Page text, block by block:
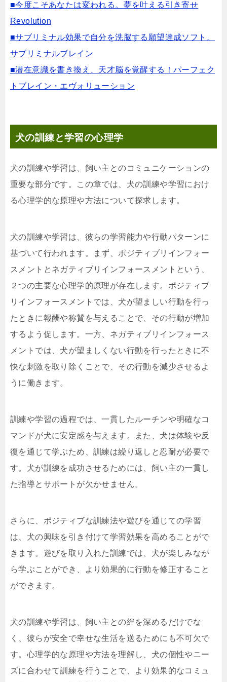
■今度こそあなたは変われる。夢を叶える引き寄せ
Revolution
■サブリミナル効果で自分を洗脳する願望達成ソフト。
サブリミナルブレイン
■潜在意識を書き換え、天才脳を覚醒する！パーフェク
トブレイン・エヴォリューション
犬の訓練と学習の心理学
犬の訓練や学習は、飼い主とのコミュニケーションの
重要な部分です。この章では、犬の訓練や学習におけ
る心理学的な原理や方法について探求します。
犬の訓練や学習は、彼らの学習能力や行動パターンに
基づいて行われます。まず、ポジティブリインフォー
スメントとネガティブリインフォースメントという、
２つの主要な心理学的原理が存在します。ポジティブ
リインフォースメントでは、犬が望ましい行動を行っ
たときに報酬や称賛を与えることで、その行動が増加
するよう促します。一方、ネガティブリインフォース
メントでは、犬が望ましくない行動を行ったときに不
快な刺激を取り除くことで、その行動を減少させるよ
うに働きます。
訓練や学習の過程では、一貫したルーチンや明確なコ
マンドが犬に安定感を与えます。また、犬は体験や反
復を通じて学ぶため、訓練は繰り返しと忍耐が必要で
す。犬が訓練を成功させるためには、飼い主の一貫し
た指導とサポートが欠かせません。
さらに、ポジティブな訓練法や遊びを通じての学習
は、犬の興味を引き付けて学習効果を高めることがで
きます。遊びを取り入れた訓練では、犬が楽しみなが
ら学ぶことができ、より効果的に行動を修正すること
ができます。
犬の訓練や学習は、飼い主との絆を深めるだけでな
く、彼らが安全で幸せな生活を送るためにも不可欠で
す。心理学的な原理や方法を理解し、犬の個性やニー
ズに合わせて訓練を行うことで、より効果的なコミュ